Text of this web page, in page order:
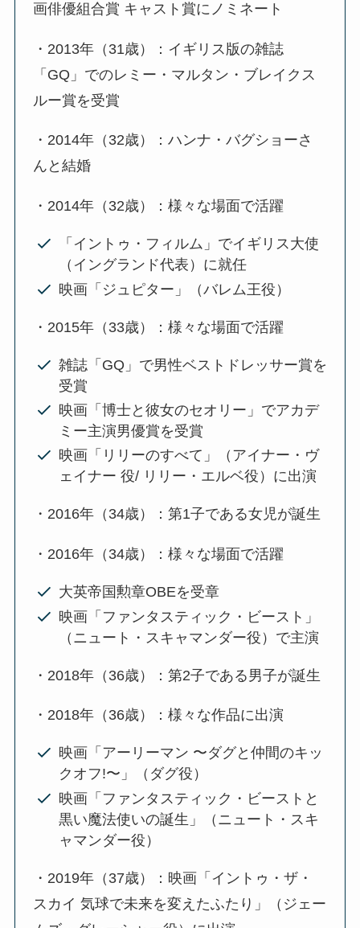
画俳優組合賞 キャスト賞にノミネート
・2013年（31歳）：イギリス版の雑誌
「GQ」でのレミー・マルタン・ブレイクス
ルー賞を受賞
・2014年（32歳）：ハンナ・バグショーさ
んと結婚
・2014年（32歳）：様々な場面で活躍
「イントゥ・フィルム」でイギリス大使
（イングランド代表）に就任
映画「ジュピター」（バレム王役）
・2015年（33歳）：様々な場面で活躍
雑誌「GQ」で男性ベストドレッサー賞を
受賞
映画「博士と彼女のセオリー」でアカデ
ミー主演男優賞を受賞
映画「リリーのすべて」（アイナー・ヴ
ェイナー 役/ リリー・エルベ役）に出演
・2016年（34歳）：第1子である女児が誕生
・2016年（34歳）：様々な場面で活躍
大英帝国勲章OBEを受章
映画「ファンタスティック・ビースト」
（ニュート・スキャマンダー役）で主演
・2018年（36歳）：第2子である男子が誕生
・2018年（36歳）：様々な作品に出演
映画「アーリーマン 〜ダグと仲間のキッ
クオフ!〜」（ダグ役）
映画「ファンタスティック・ビーストと
黒い魔法使いの誕生」（ニュート・スキ
ャマンダー役）
・2019年（37歳）：映画「イントゥ・ザ・
スカイ 気球で未来を変えたふたり」（ジェー